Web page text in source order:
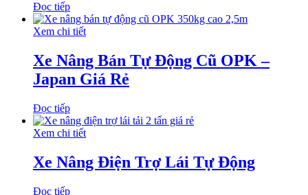
Đọc tiếp
Xem chi tiết
Xe Nâng Bán Tự Động Cũ OPK –
Japan Giá Rẻ
Đọc tiếp
Xem chi tiết
Xe Nâng Điện Trợ Lái Tự Động
Đọc tiếp